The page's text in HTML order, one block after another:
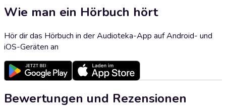
Wie man ein Hörbuch hört
Hör dir das Hörbuch in der Audioteka-App auf Android- und
iOS-Geräten an
Bewertungen und Rezensionen